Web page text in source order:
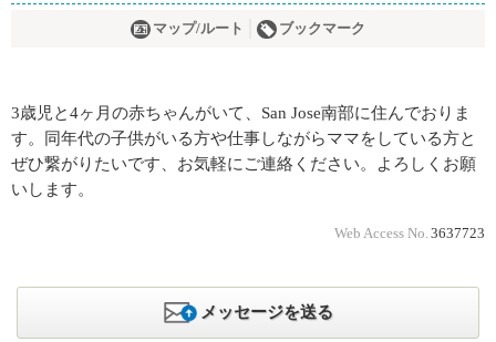
マップ/ルート ブックマーク
3歳児と4ヶ月の赤ちゃんがいて、San Jose南部に住んでおりま
す。同年代の子供がいる方や仕事しながらママをしている方と
ぜひ繋がりたいです、お気軽にご連絡ください。よろしくお願
いします。
Web Access No. 3637723
メッセージを送る